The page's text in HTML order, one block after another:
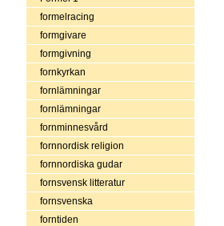
formelracing
formgivare
formgivning
fornkyrkan
fornlämningar
fornlämningar
fornminnesvård
fornnordisk religion
fornnordiska gudar
fornsvensk litteratur
fornsvenska
forntiden